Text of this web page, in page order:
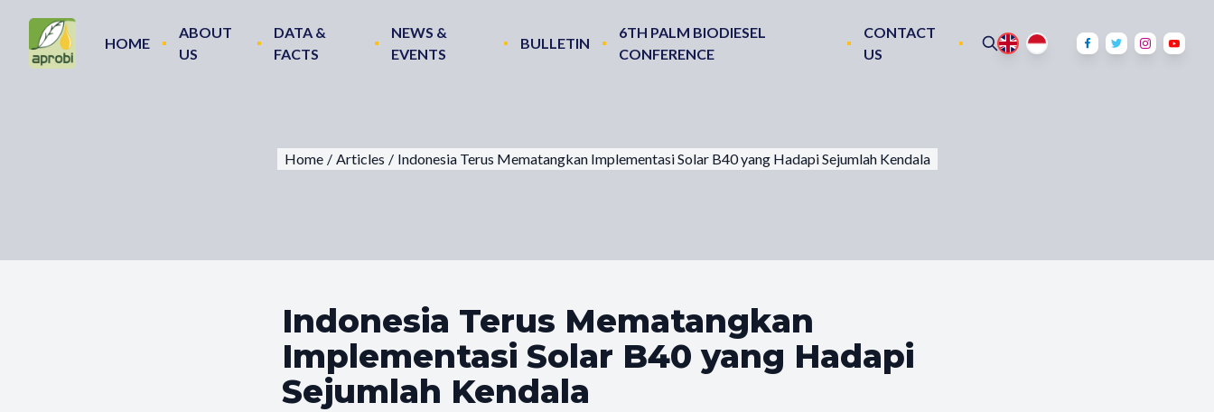
HOME
ABOUT
US
DATA &
FACTS
NEWS &
EVENTS
BULLETIN
6TH PALM BIODIESEL
CONFERENCE
CONTACT
US
Home / Articles / Indonesia Terus Mematangkan Implementasi Solar B40 yang Hadapi Sejumlah Kendala
Indonesia Terus Mematangkan
Implementasi Solar B40 yang Hadapi
Sejumlah Kendala